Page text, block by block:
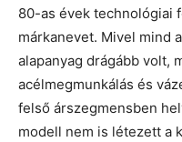
80-as évek technológiai
márkanevet. Mivel mind
alapanyag drágább volt,
acélmegmunkálás és
felső árszegmensben
modell nem is létezett a